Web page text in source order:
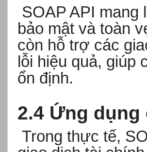
SOAP API
bảo mật và toàn
còn hỗ trợ các
lỗi hiệu quả, giúp
ổn định.
2.4 Ứng dụng
Trong thực tế,